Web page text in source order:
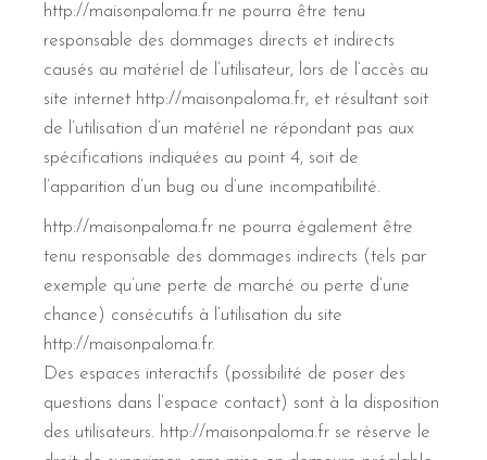
http://maisonpaloma.fr ne pourra être tenu
responsable des dommages directs et indirects
causés au matériel de l’utilisateur, lors de l’accès au
site internet http://maisonpaloma.fr, et résultant soit
de l’utilisation d’un matériel ne répondant pas aux
spécifications indiquées au point 4, soit de
l’apparition d’un bug ou d’une incompatibilité.
http://maisonpaloma.fr ne pourra également être
tenu responsable des dommages indirects (tels par
exemple qu’une perte de marché ou perte d’une
chance) consécutifs à l’utilisation du site
http://maisonpaloma.fr.
Des espaces interactifs (possibilité de poser des
questions dans l’espace contact) sont à la disposition
des utilisateurs. http://maisonpaloma.fr se réserve le